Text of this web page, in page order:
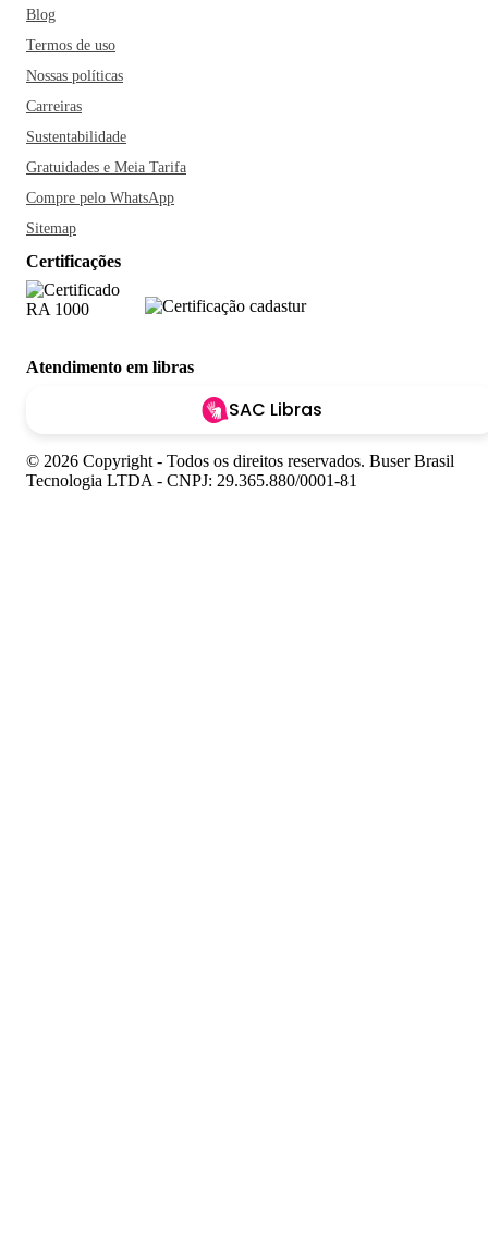
Blog
Termos de uso
Nossas políticas
Carreiras
Sustentabilidade
Gratuidades e Meia Tarifa
Compre pelo WhatsApp
Sitemap
Certificações
Atendimento em libras
SAC Libras
© 2026 Copyright - Todos os direitos reservados. Buser Brasil
Tecnologia LTDA - CNPJ: 29.365.880/0001-81